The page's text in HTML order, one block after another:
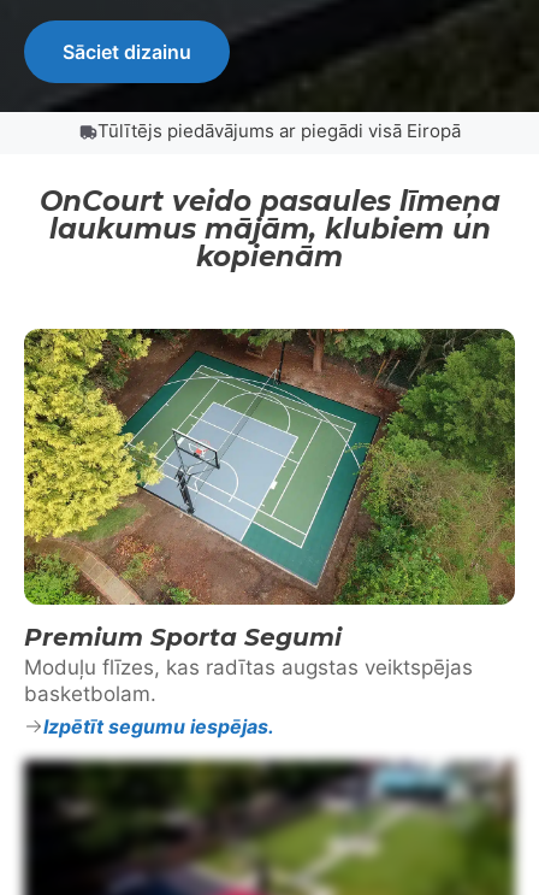
Sāciet dizainu
Tūlītējs piedāvājums ar piegādi visā Eiropā
OnCourt veido pasaules līmeņa
laukumus mājām, klubiem un
kopienām
Premium Sporta Segumi
Moduļu flīzes, kas radītas augstas veiktspējas
basketbolam.
Izpētīt segumu iespējas.